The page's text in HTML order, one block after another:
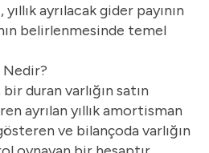
ayrılacak gider payının
belirlenmesinde temel
duran varlığın satın
ayrılan yıllık amortisman
ve bilançoda varlığın